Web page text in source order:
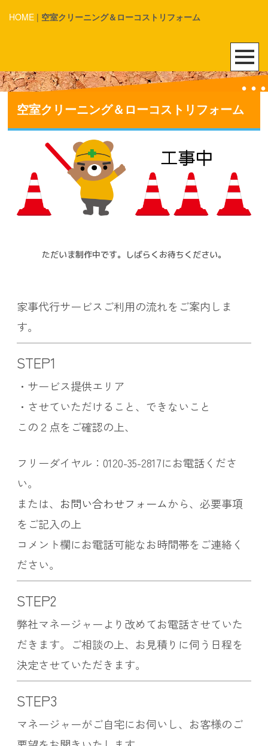
HOME | 空室クリーニング＆ローコストリフォーム
空室クリーニング＆ローコストリフォーム
ただいま制作中です。しばらくお待ちください。
家事代行サービスご利用の流れをご案内しま
す。
STEP1
・サービス提供エリア
・させていただけること、できないこと
この２点をご確認の上、
フリーダイヤル：0120-35-2817にお電話くださ
い。
または、 お問い合わせフォームから、必要事項
をご記入の上
コメント欄にお電話可能なお時間帯をご連絡く
ださい。
STEP2
弊社マネージャーより改めてお電話させていた
だきます。ご相談の上、お見積りに伺う日程を
決定させていただきます。
STEP3
マネージャーがご自宅にお伺いし、お客様のご